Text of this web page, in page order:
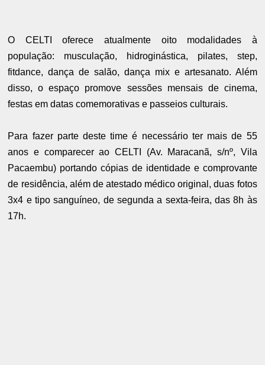
O CELTI oferece atualmente oito modalidades à
população: musculação, hidroginástica, pilates, step,
fitdance, dança de salão, dança mix e artesanato. Além
disso, o espaço promove sessões mensais de cinema,
festas em datas comemorativas e passeios culturais.
Para fazer parte deste time é necessário ter mais de 55
anos e comparecer ao CELTI (Av. Maracanã, s/nº, Vila
Pacaembu) portando cópias de identidade e comprovante
de residência, além de atestado médico original, duas fotos
3x4 e tipo sanguíneo, de segunda a sexta-feira, das 8h às
17h.